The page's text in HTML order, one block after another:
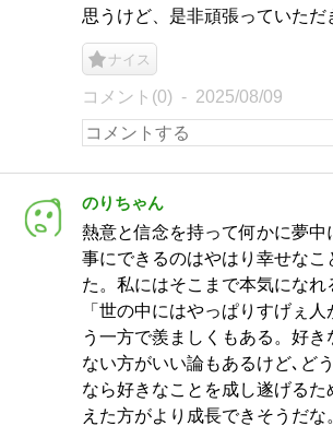
思うけど、是非頑張っていただ
ナイス
コメント(0) 2025/08/09
のりちゃん
熱意と信念を持って何かに夢中
事にできるのはやはり幸せなこ
た。私にはそこまで本気になれ
「世の中にはやっぱりすげぇ
う一方で羨ましくもある。好き
ない方がいい論もあるけど､ど
なら好きなことを成し遂げるた
えた方がより成長できそうだな